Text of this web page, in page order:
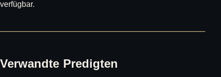
verfügbar.
Verwandte Predigten